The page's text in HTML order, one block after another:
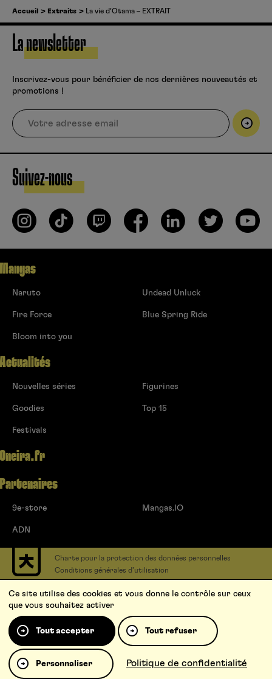
Accueil Extraits La vie d’Otama – EXTRAIT
La newsletter
Inscrivez-vous pour bénéficier de nos dernières nouveautés et
promotions !
Suivez-nous
Mangas
Naruto
Fire Force
Bloom into you
Undead Unluck
Blue Spring Ride
Actualités
Nouvelles séries
Goodies
Festivals
Figurines
Top 15
Oneira.fr
Partenaires
9e-store
ADN
Mangas.IO
Charte pour la protection des données personnelles
Conditions générales d’utilisation
Contact
Soumettre un projet
Proposer une série
Qui sommes-nous ?
Ce site utilise des cookies et vous donne le contrôle sur ceux
que vous souhaitez activer
Tout accepter Tout refuser
Personnaliser Politique de confidentialité